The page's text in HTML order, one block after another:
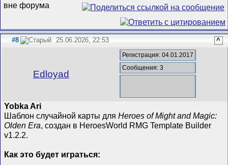
#8 25.06.2026, 22:53 ^
Edloyad
Регистрация: 04.01.2017
Сообщения: 3
Yobka Ari
Шаблон случайной карты дляHeroes of Might and Magic:
Olden Era, создан в HeroesWorld RMG Template Builder
v1.2.2.
Как это будет играться: